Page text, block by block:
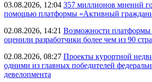
03.08.2026, 12:04 357 миллионов мнений
помощью платформы «Активный
02.08.2026, 14:21 Возможности
оценили разработчики более чем из 90
02.08.2026, 08:27 Проекты курортной
одними из главных победителей
девелопмента